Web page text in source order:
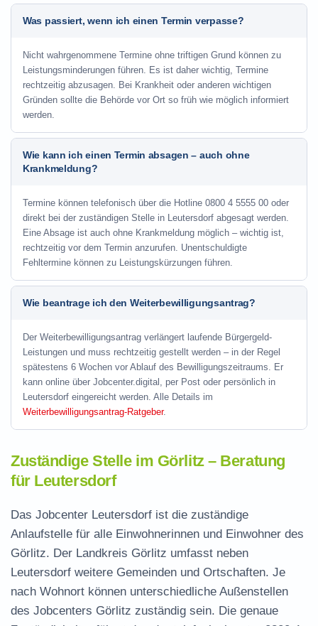
Was passiert, wenn ich einen Termin verpasse?
Nicht wahrgenommene Termine ohne triftigen Grund können zu
Leistungsminderungen führen. Es ist daher wichtig, Termine
rechtzeitig abzusagen. Bei Krankheit oder anderen wichtigen
Gründen sollte die Behörde vor Ort so früh wie möglich informiert
werden.
Wie kann ich einen Termin absagen – auch ohne
Krankmeldung?
Termine können telefonisch über die Hotline 0800 4 5555 00 oder
direkt bei der zuständigen Stelle in Leutersdorf abgesagt werden.
Eine Absage ist auch ohne Krankmeldung möglich – wichtig ist,
rechtzeitig vor dem Termin anzurufen. Unentschuldigte
Fehltermine können zu Leistungskürzungen führen.
Wie beantrage ich den Weiterbewilligungsantrag?
Der Weiterbewilligungsantrag verlängert laufende Bürgergeld-
Leistungen und muss rechtzeitig gestellt werden – in der Regel
spätestens 6 Wochen vor Ablauf des Bewilligungszeitraums. Er
kann online über Jobcenter.digital, per Post oder persönlich in
Leutersdorf eingereicht werden. Alle Details im
Weiterbewilligungsantrag-Ratgeber.
Zuständige Stelle im Görlitz – Beratung
für Leutersdorf
Das Jobcenter Leutersdorf ist die zuständige
Anlaufstelle für alle Einwohnerinnen und Einwohner des
Görlitz. Der Landkreis Görlitz umfasst neben
Leutersdorf weitere Gemeinden und Ortschaften. Je
nach Wohnort können unterschiedliche Außenstellen
des Jobcenters Görlitz zuständig sein. Die genaue